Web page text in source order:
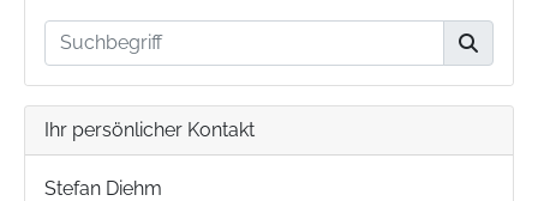
Ihr persönlicher Kontakt
Stefan Diehm